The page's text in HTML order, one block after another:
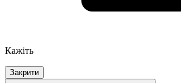
Кажіть
Закрити